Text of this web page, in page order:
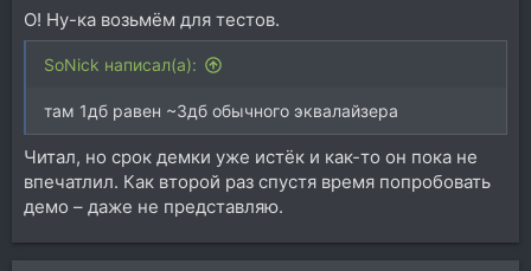
О! Ну-ка возьмём для тестов.
SoNick написал(а):
там 1дб равен ~3дб обычного эквалайзера
Читал, но срок демки уже истёк и как-то он пока не
впечатлил. Как второй раз спустя время попробовать
демо – даже не представляю.